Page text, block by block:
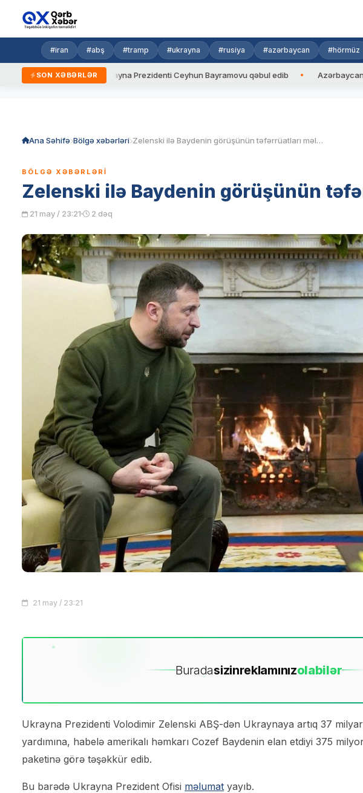
#iran #abş #tramp #ukrayna #rusiya #azərbaycan #hörmüz
SON XƏBƏRLƏR
qaydalar Ukrayna Prezidenti Ceyhun Bayramovu qəbul edib Azərbaycan və
Ana Səhifə Bölgə xəbərləri Zelenski ilə Baydenin görüşünün təfərrüatları məlum olub
BÖLGƏ XƏBƏRLƏRI
Zelenski ilə Baydenin görüşünün
21 may / 23:21 2 dəq
21 may / 23:21
Buradasizinreklamınızolabilər
Ukrayna Prezidenti Volodimir Zelenski ABŞ-dən Ukraynaya artıq 37
yardımına, habelə amerikalı həmkarı Cozef Baydenin elan etdiyi 375
paketinə görə təşəkkür edib.
Bu barədə Ukrayna Prezident Ofisi məlumat yayıb.